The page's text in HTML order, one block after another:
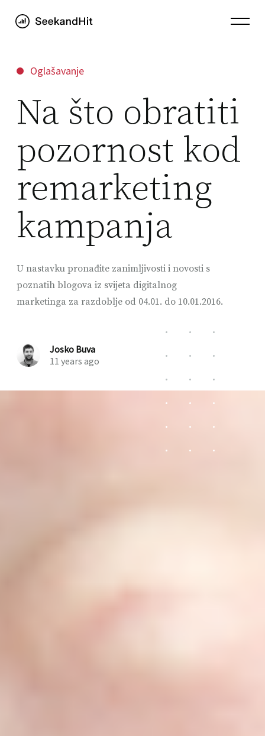
Oglašavanje
Na što obratiti
pozornost kod
remarketing
kampanja
U nastavku pronađite zanimljivosti i novosti s
poznatih blogova iz svijeta digitalnog
marketinga za razdoblje od 04.01. do 10.01.2016.
Josko Buva
11 years ago